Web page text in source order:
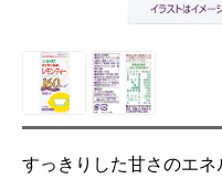
すっきりした甘さのエネ